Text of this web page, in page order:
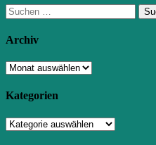
Suchen
nach:
Archiv
Archiv
Kategorien
Kategorien